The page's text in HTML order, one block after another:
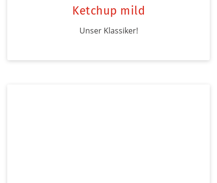
Ketchup mild
Unser Klassiker!